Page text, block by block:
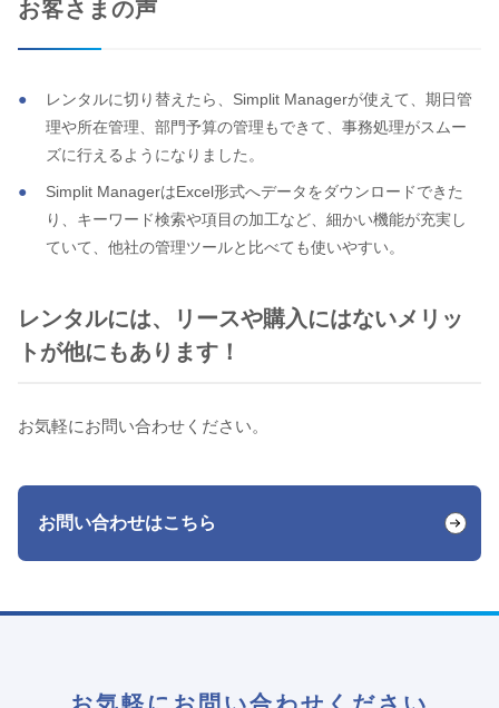
お客さまの声
レンタルに切り替えたら、Simplit Managerが使えて、期日管
理や所在管理、部門予算の管理もできて、事務処理がスムー
ズに行えるようになりました。
Simplit ManagerはExcel形式へデータをダウンロードできた
り、キーワード検索や項目の加工など、細かい機能が充実し
ていて、他社の管理ツールと比べても使いやすい。
レンタルには、リースや購入にはないメリッ
トが他にもあります！
お気軽にお問い合わせください。
お問い合わせはこちら